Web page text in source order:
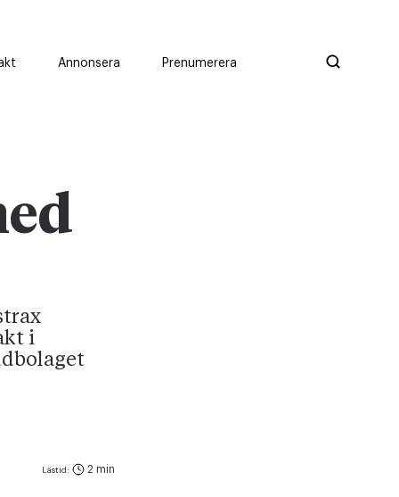
Annonsera Prenumerera
i
Lästid: 2 min